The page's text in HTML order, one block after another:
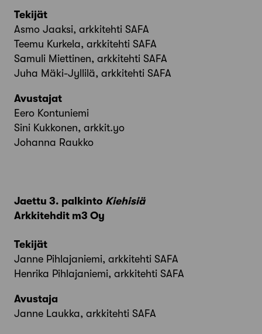
Tekijät
Asmo Jaaksi, arkkitehti SAFA
Teemu Kurkela, arkkitehti SAFA
Samuli Miettinen, arkkitehti SAFA
Juha Mäki-Jyllilä, arkkitehti SAFA
Avustajat
Eero Kontuniemi
Sini Kukkonen, arkkit.yo
Johanna Raukko
Jaettu 3. palkinto Kiehisiä
Arkkitehdit m3 Oy
Tekijät
Janne Pihlajaniemi, arkkitehti SAFA
Henrika Pihlajaniemi, arkkitehti SAFA
Avustaja
Janne Laukka, arkkitehti SAFA